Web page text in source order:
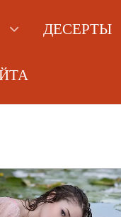
ДЕСЕРТЫ